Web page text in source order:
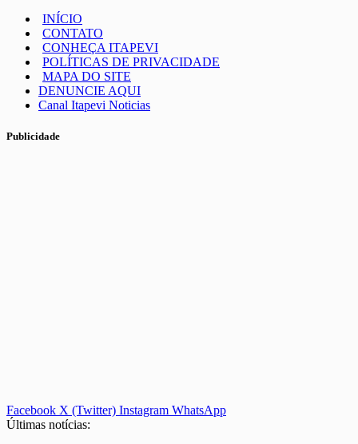
INÍCIO
CONTATO
CONHEÇA ITAPEVI
POLÍTICAS DE PRIVACIDADE
MAPA DO SITE
DENUNCIE AQUI
Canal Itapevi Noticias
Publicidade
Facebook X (Twitter) Instagram WhatsApp
Últimas notícias: